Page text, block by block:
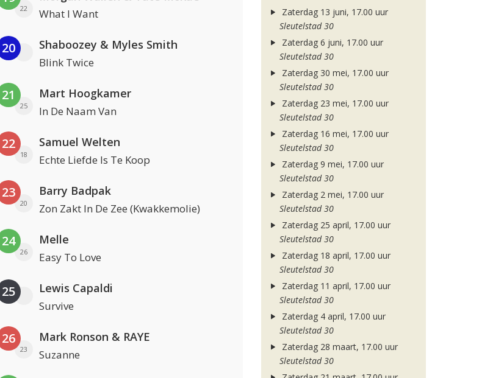
22 What I Want
20 Shaboozey & Myles Smith
Blink Twice
21
25
Mart Hoogkamer
In De Naam Van
22
18
Samuel Welten
Echte Liefde Is Te Koop
23
20
Barry Badpak
Zon Zakt In De Zee (Kwakkemolie)
24
26
Melle
Easy To Love
25 Lewis Capaldi
Survive
26
23
Mark Ronson & RAYE
Suzanne
Zaterdag 13 juni, 17.00 uur
Sleutelstad 30
Zaterdag 6 juni, 17.00 uur
Sleutelstad 30
Zaterdag 30 mei, 17.00 uur
Sleutelstad 30
Zaterdag 23 mei, 17.00 uur
Sleutelstad 30
Zaterdag 16 mei, 17.00 uur
Sleutelstad 30
Zaterdag 9 mei, 17.00 uur
Sleutelstad 30
Zaterdag 2 mei, 17.00 uur
Sleutelstad 30
Zaterdag 25 april, 17.00 uur
Sleutelstad 30
Zaterdag 18 april, 17.00 uur
Sleutelstad 30
Zaterdag 11 april, 17.00 uur
Sleutelstad 30
Zaterdag 4 april, 17.00 uur
Sleutelstad 30
Zaterdag 28 maart, 17.00 uur
Sleutelstad 30